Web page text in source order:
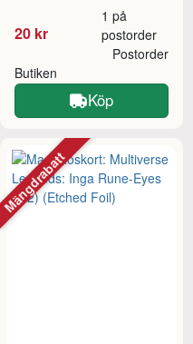
20 kr
1 på
postorder
Butiken
Postorder
Köp
Mängdrabatt